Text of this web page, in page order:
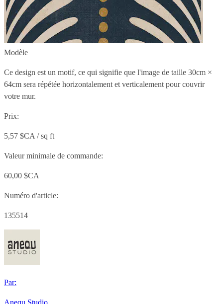
Modèle
Ce design est un motif, ce qui signifie que l'image de taille 30cm ×
64cm sera répétée horizontalement et verticalement pour couvrir
votre mur.
Prix:
5,57 $CA / sq ft
Valeur minimale de commande:
60,00 $CA
Numéro d'article:
135514
Par:
Anequ Studio